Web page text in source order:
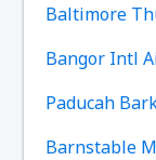
Baltimore
Bangor Intl
Paducah
Barnstable